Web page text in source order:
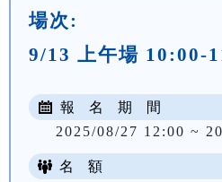
場次:
9/13 上午場 10:00-
報 名 期 間
2025/08/27 12:00 ~
名 額